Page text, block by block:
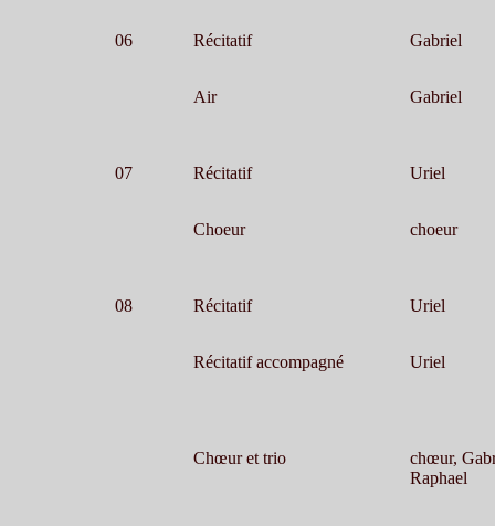
06 Récitatif Gabriel
Air Gabriel
07 Récitatif Uriel
Choeur choeur
08 Récitatif Uriel
Récitatif accompagné Uriel
Chœur et trio
chœur,
Raphael